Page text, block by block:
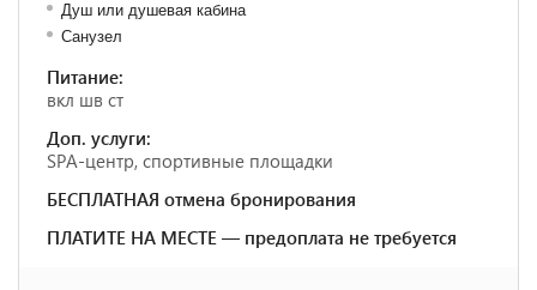
Душ или душевая кабина
Санузел
Питание:
вкл шв ст
Доп. услуги:
SPA-центр, спортивные площадки
БЕСПЛАТНАЯ отмена бронирования
ПЛАТИТЕ НА МЕСТЕ — предоплата не требуется